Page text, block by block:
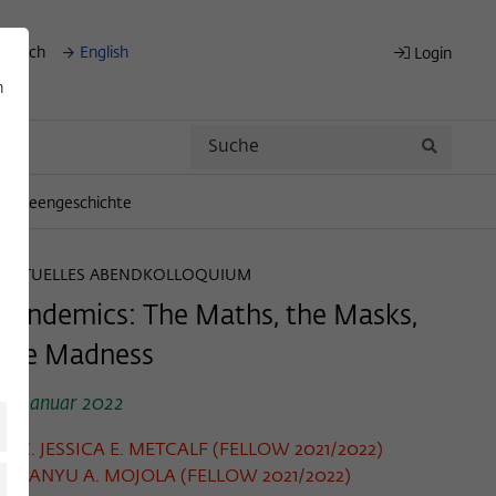
English Login
Ideengeschichte
ABENDKOLLOQUIUM
The Maths, the Masks,
Madness
Januar 2022
C. JESSICA E. METCALF (FELLOW 2021/2022)
SANYU A. MOJOLA (FELLOW 2021/2022)